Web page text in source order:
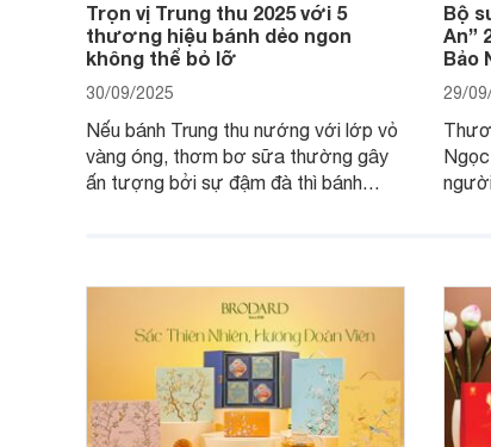
Trọn vị Trung thu 2025 với 5
thương hiệu bánh dẻo ngon
không thể bỏ lỡ
30/09/2025
Nếu bánh Trung thu nướng với lớp vỏ
vàng óng, thơm bơ sữa thường gây
ấn tượng bởi sự đậm đà thì bánh
Bộ
An”
Bảo
29/
sưu